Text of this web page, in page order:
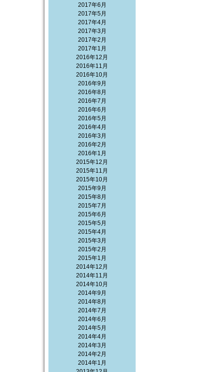
2017年6月
2017年5月
2017年4月
2017年3月
2017年2月
2017年1月
2016年12月
2016年11月
2016年10月
2016年9月
2016年8月
2016年7月
2016年6月
2016年5月
2016年4月
2016年3月
2016年2月
2016年1月
2015年12月
2015年11月
2015年10月
2015年9月
2015年8月
2015年7月
2015年6月
2015年5月
2015年4月
2015年3月
2015年2月
2015年1月
2014年12月
2014年11月
2014年10月
2014年9月
2014年8月
2014年7月
2014年6月
2014年5月
2014年4月
2014年3月
2014年2月
2014年1月